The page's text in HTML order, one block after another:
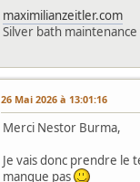
maximilianzeitler.com
Silver bath
26 Mai 2026 à 13:01:16
Merci Nestor Burma,
Je vais donc prendre le
manque pas